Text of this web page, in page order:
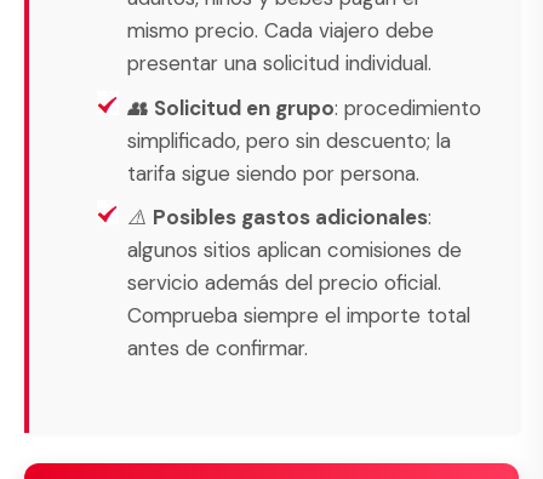
mismo precio. Cada viajero debe
presentar una solicitud individual.
👥 Solicitud en grupo: procedimiento
simplificado, pero sin descuento; la
tarifa sigue siendo por persona.
⚠️ Posibles gastos adicionales:
algunos sitios aplican comisiones de
servicio además del precio oficial.
Comprueba siempre el importe total
antes de confirmar.